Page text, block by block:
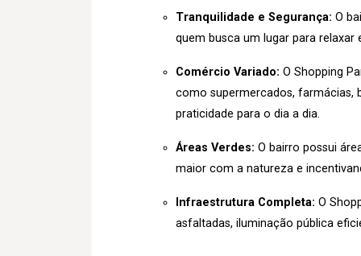
Tranquilidade e Segurança: O
quem busca um lugar para relaxar
Comércio Variado: O Shopping
como supermercados, farmácias,
praticidade para o dia a dia.
Áreas Verdes: O bairro possui
maior com a natureza e
Infraestrutura Completa: O
asfaltadas, iluminação pública